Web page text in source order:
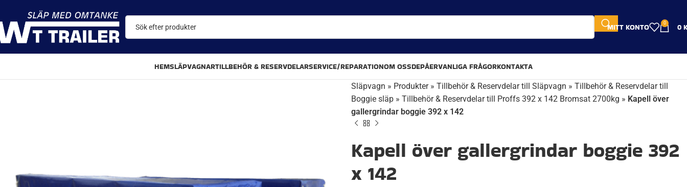
MITT KONTO 0 0
HEMSLÄPVAGNARTILLBEHÖR & RESERVDELARSERVICE/REPARATIONOM OSSDEPÅERVANLIGA FRÅGORKONTAKTA
Släpvagn » Produkter» Tillbehör & Reservdelar till Släpvagn » Tillbehör & Reservdelar till
Boggie släp » Tillbehör & Reservdelar till Proffs 392 x 142 Bromsat 2700kg » Kapell över
gallergrindar boggie 392 x 142
Kapell över gallergrindar boggie 392
x 142